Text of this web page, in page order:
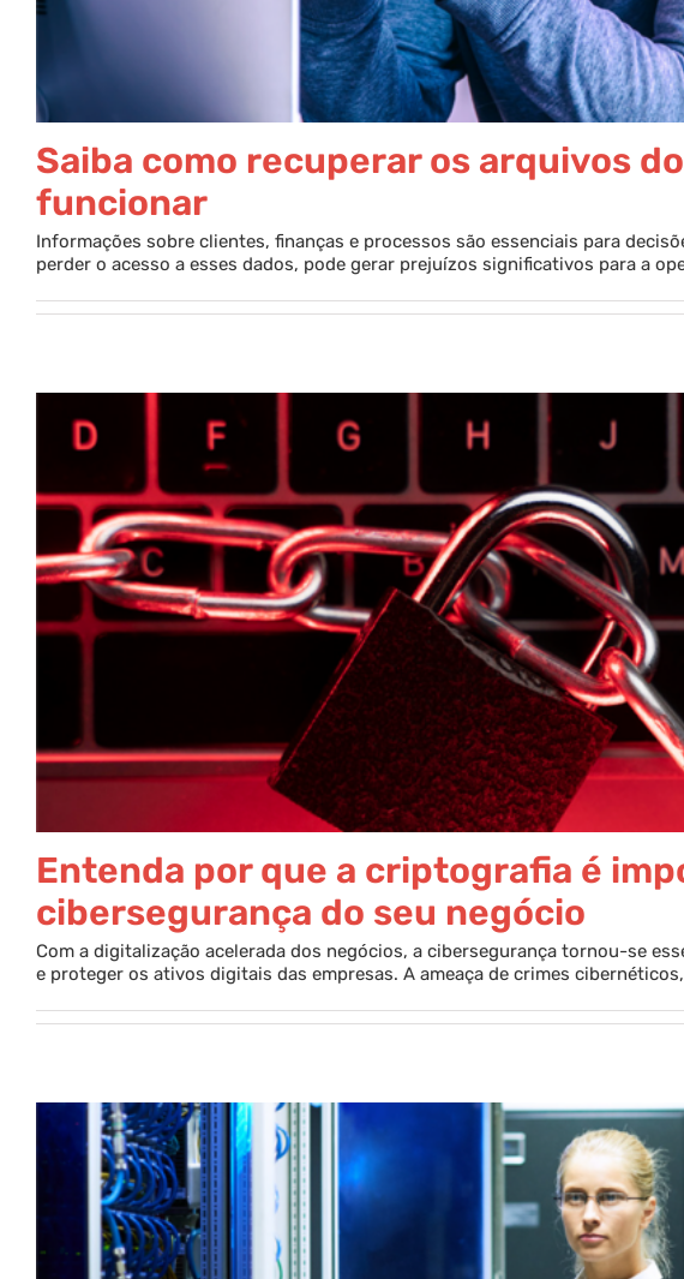
Saiba como recuperar os arquivos
funcionar
Informações sobre clientes, finanças e processos são essenciais para
perder o acesso a esses dados, pode gerar prejuízos significativos para a
Entenda por que a criptografia é
cibersegurança do seu negócio
Com a digitalização acelerada dos negócios, a cibersegurança tornou-se
e proteger os ativos digitais das empresas. A ameaça de crimes